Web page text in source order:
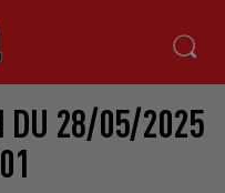
DU 28/05/2025